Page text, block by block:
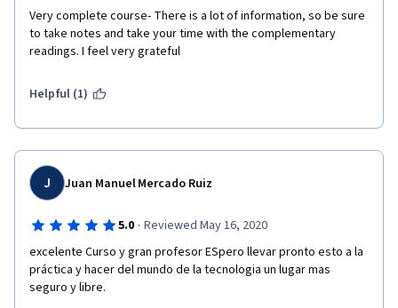
Very complete course- There is a lot of information, so be sure
to take notes and take your time with the complementary
readings. I feel very grateful
Helpful (1)
J Juan Manuel Mercado Ruiz
5.0 · Reviewed May 16, 2020
excelente Curso y gran profesor ESpero llevar pronto esto a la
práctica y hacer del mundo de la tecnologia un lugar mas
seguro y libre.